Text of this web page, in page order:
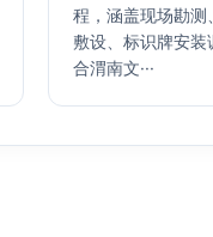
程，涵盖现场勘
敷设、标识牌安
合渭南文···